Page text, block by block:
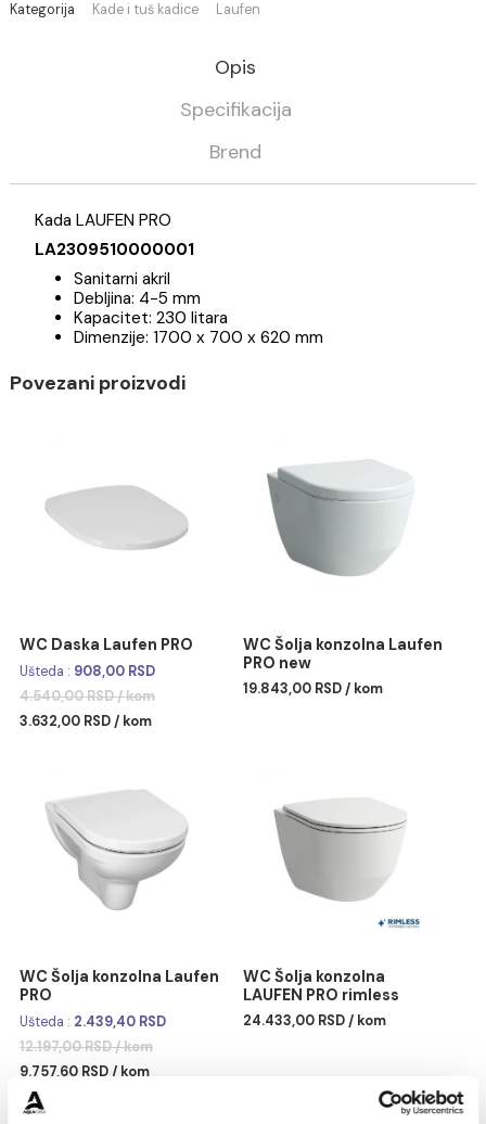
Kade i tuš kadice Laufen
Opis
Kada LAUFEN PRO
Sanitarni akril
Dimenzije: 1700 x 700 x 620 mm
Povezani proizvodi
WC Daska Laufen PRO
Ušteda :908,00 RSD
4.540,00 RSD / kom
3.632,00 RSD / kom
WC Šolja konzolna
PRO new
19.843,00 RSD / kom